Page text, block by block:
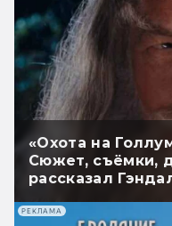
«Охота на
Сюжет, съёмки,
рассказал
РЕКЛАМА